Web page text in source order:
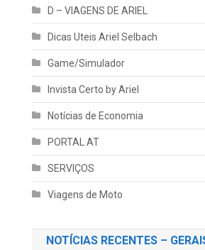
D – VIAGENS DE ARIEL
Dicas Uteis Ariel Selbach
Game/Simulador
Invista Certo by Ariel
Notícias de Economia
PORTAL AT
SERVIÇOS
Viagens de Moto
NOTÍCIAS RECENTES –